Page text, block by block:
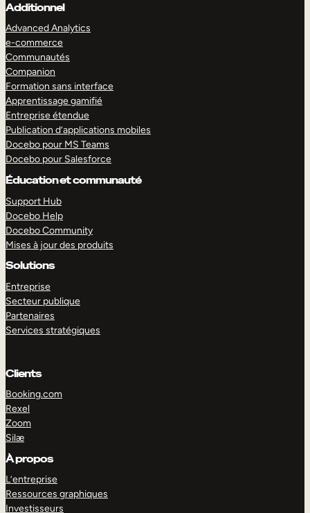
Additionnel
Advanced Analytics
e-commerce
Communautés
Companion
Formation sans interface
Apprentissage gamifié
Entreprise étendue
Publication d’applications mobiles
Docebo pour MS Teams
Docebo pour Salesforce
Éducation et communauté
Support Hub
Docebo Help
Docebo Community
Mises à jour des produits
Solutions
Entreprise
Secteur publique
Partenaires
Services stratégiques
Clients
Booking.com
Rexel
Zoom
Silæ
À propos
L’entreprise
Ressources graphiques
Investisseurs